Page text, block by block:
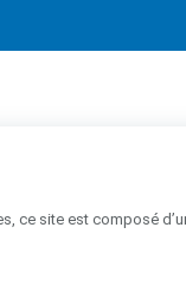
ce site est composé